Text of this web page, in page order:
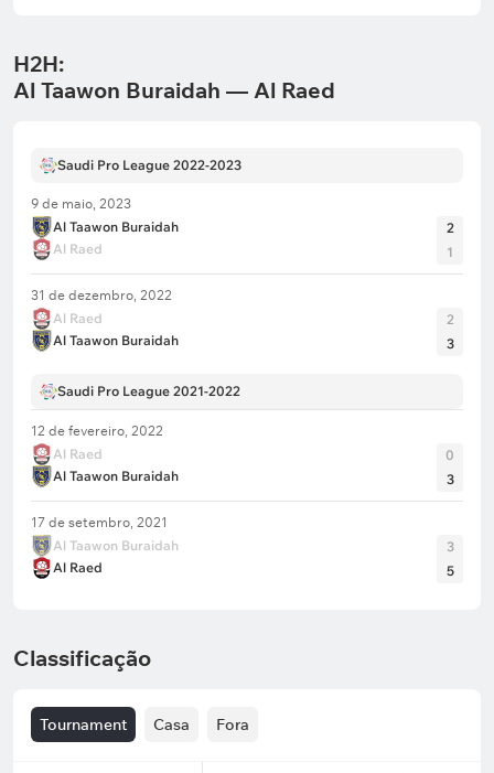
H2H:
Al Taawon Buraidah — Al Raed
Saudi Pro League 2022-2023
9 de maio, 2023
Al Taawon Buraidah
Al Raed
2
1
31 de dezembro, 2022
Al Raed
Al Taawon Buraidah
2
3
Saudi Pro League 2021-2022
12 de fevereiro, 2022
Al Raed
Al Taawon Buraidah
0
3
17 de setembro, 2021
Al Taawon Buraidah
Al Raed
3
5
Classificação
Tournament Casa Fora